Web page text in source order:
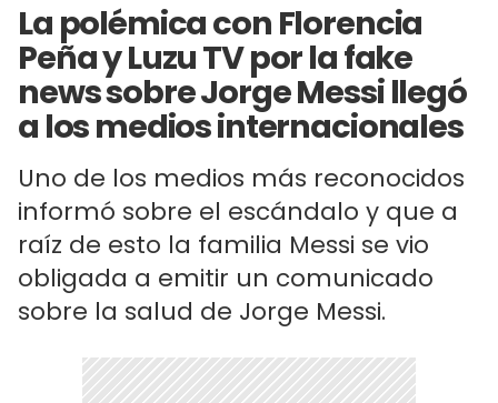
La polémica con Florencia
Peña y Luzu TV por la fake
news sobre Jorge Messi llegó
a los medios internacionales
Uno de los medios más reconocidos
informó sobre el escándalo y que a
raíz de esto la familia Messi se vio
obligada a emitir un comunicado
sobre la salud de Jorge Messi.